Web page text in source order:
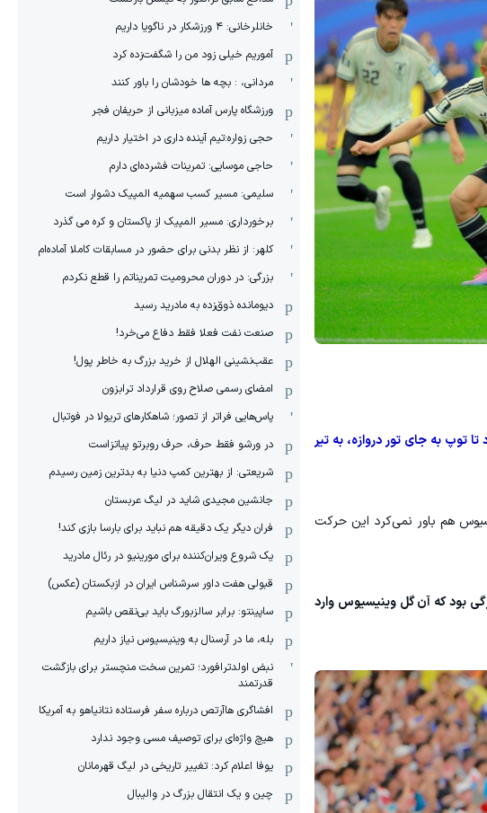
توپ به جای تور دروازه، به تیر
هم باور نمی‌کرد این حرکت
بود که آن گل وینیسیوس وارد
خانلرخانی: ۴ ورزشکار در ناگویا داریم
آموریم خیلی زود من را شگفت‌زده کرد
مردانی، : بچه ها خودشان را باور کنند
ورزشگاه پارس آماده میزبانی از حریفان فجر
حجی زواره:تیم آینده داری در اختیار داریم
حاجی موسایی: تمرینات فشرده‌ای دارم
سلیمی: مسیر کسب سهمیه المپیک دشوار است
برخورداری: مسیر المپیک از پاکستان و کره می گذرد
کلهر: از نظر بدنی برای حضور در مسابقات کاملا آماده‌ام
بزرگی: در دوران محرومیت تمریناتم را قطع نکردم
دیومانده ذوق‌زده به مادرید رسید
صنعت نفت فعلا فقط دفاع می‌خرد!
عقب‌نشینی الهلال از خرید بزرگ به خاطر پول!
امضای رسمی صلاح روی قرارداد ترابزون
پاس‌هایی فراتر از تصور؛ شاهکارهای تریولا در فوتبال
در ورشو فقط حرف، حرف روبرتو پیاتزاست
شریعتی: از بهترین کمپ‌ دنیا به بدترین زمین‌ رسیدم
جانشین مجیدی شاید در لیگ عربستان
فران دیگر یک دقیقه هم نباید برای بارسا بازی کند!
یک شروع ویران‌کننده برای مورینیو در رئال مادرید
قبولی هفت داور سرشناس ایران در ازبکستان (عکس)
ساپینتو: برابر سالزبورگ باید بی‌نقص باشیم
بله، ما در آرسنال به وینیسیوس نیاز داریم
نبض اولدترافورد؛ تمرین سخت منچستر برای بازگشت
قدرتمند
افشاگری هاآرتص درباره سفر فرستاده نتانیاهو به آمریکا
هیچ واژه‌ای برای توصیف مسی وجود ندارد
یوفا اعلام کرد: تغییر تاریخی در لیگ قهرمانان
چین و یک انتقال بزرگ در والیبال